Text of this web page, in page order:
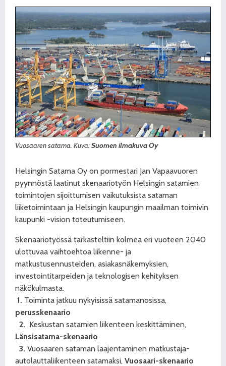
Vuosaaren satama. Kuva:Suomen ilmakuva Oy
Helsingin Satama Oy on pormestari Jan Vapaavuoren
pyynnöstä laatinut skenaariotyön Helsingin satamien
toimintojen sijoittumisen vaikutuksista sataman
liiketoimintaan ja Helsingin kaupungin maailman toimivin
kaupunki -vision toteutumiseen.
Skenaariotyössä tarkasteltiin kolmea eri vuoteen 2040
ulottuvaa vaihtoehtoa liikenne- ja
matkustusennusteiden, asiakasnäkemyksien,
investointitarpeiden ja teknologisen kehityksen
näkökulmasta.
1. Toiminta jatkuu nykyisissä satamanosissa,
perusskenaario
2. Keskustan satamien liikenteen keskittäminen,
Länsisatama-skenaario
3. Vuosaaren sataman laajentaminen matkustaja-
autolauttaliikenteen satamaksi, Vuosaari-skenaario